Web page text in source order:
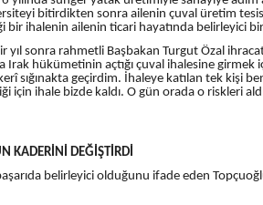
bitirdikten sonra ailenin çuval üretim
ihalenin ailenin ticari hayatında belirleyici
yıl sonra rahmetli Başbakan Turgut Özal
Irak hükümetinin açtığı çuval ihalesine
sığınakta geçirdim. İhaleye katılan tek kişi
ihale bizde kaldı. O gün orada o riskleri
KADERİNİ DEĞİŞTİRDİ
belirleyici olduğunu ifade eden